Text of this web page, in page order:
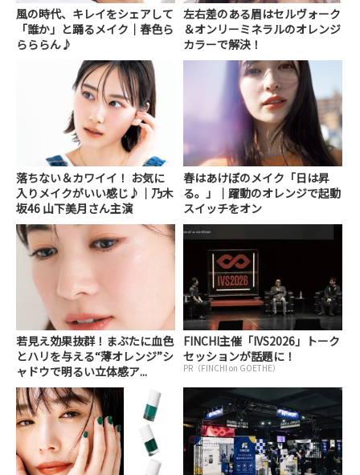
風の時代、キレイをシェアして
「誰か」と踊るメイク｜春色ら
らららん♪
左右差のある眉はセルヴォーク
＆オンリーミネラルのオレンジ
カラーで解決！
落ちない＆カワイイ！ お気に
入りメイクがいい感じ♪｜乃木
坂46 山下美月さん主演
春はあけぼのメイク「日は昇
る。」｜躍動のオレンジで起動
スイッチをオン
若見え効果抜群！まぶたに血色
とハリを与える“薄オレンジ”シ
ャドウで明るい立体感ア...
FINCHI主催「IVS2026」トーク
セッションが話題に！
PR（FINCHI on GOETHE）